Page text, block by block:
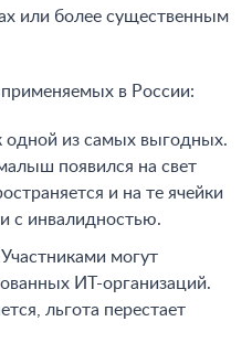
или более существенным
в России:
одной из самых выгодных.
появился на свет
и на те ячейки
с инвалидностью.
могут
ИТ-организаций.
льгота перестает